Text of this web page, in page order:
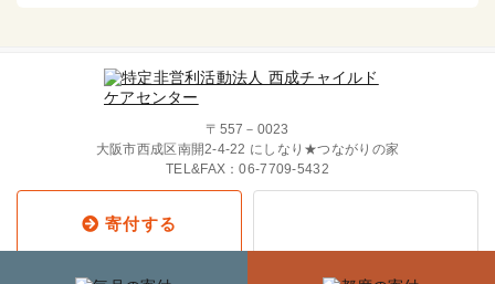
〒557－0023
大阪市西成区南開2-4-22 にしなり★つながりの家
TEL&FAX：06-7709-5432
寄付する
Copyright © 2019 西成チャイルド・